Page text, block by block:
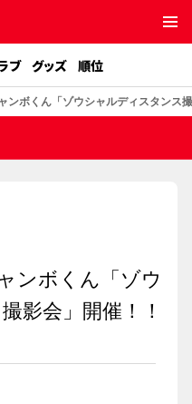
ブ グッズ 順位
ンボくん「ゾウシャルディスタンス
ンボくん「ゾウ
影会」開催！！